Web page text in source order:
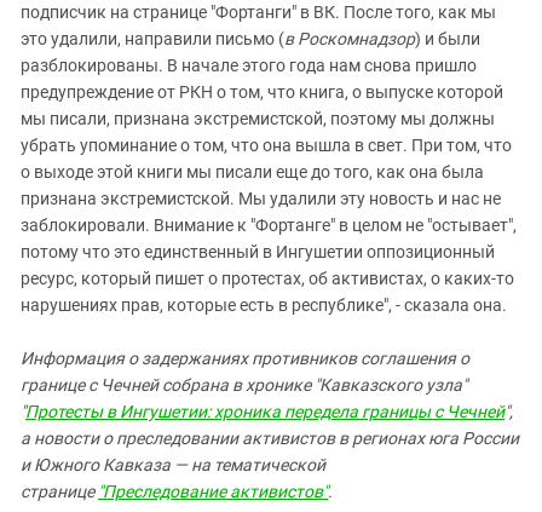
подписчик на странице "Фортанги" в ВК. После того, как мы
это удалили, направили письмо (в Роскомнадзор) и были
разблокированы. В начале этого года нам снова пришло
предупреждение от РКН о том, что книга, о выпуске которой
мы писали, признана экстремистской, поэтому мы должны
убрать упоминание о том, что она вышла в свет. При том, что
о выходе этой книги мы писали еще до того, как она была
признана экстремистской. Мы удалили эту новость и нас не
заблокировали. Внимание к "Фортанге" в целом не "остывает",
потому что это единственный в Ингушетии оппозиционный
ресурс, который пишет о протестах, об активистах, о каких-то
нарушениях прав, которые есть в республике", - сказала она.
Информация о задержаниях противников соглашения о
границе с Чечней собрана в хронике "Кавказского узла"
"Протесты в Ингушетии: хроника передела границы с Чечней",
а новости о преследовании активистов в регионах юга России
и Южного Кавказа — на тематической
странице "Преследование активистов".